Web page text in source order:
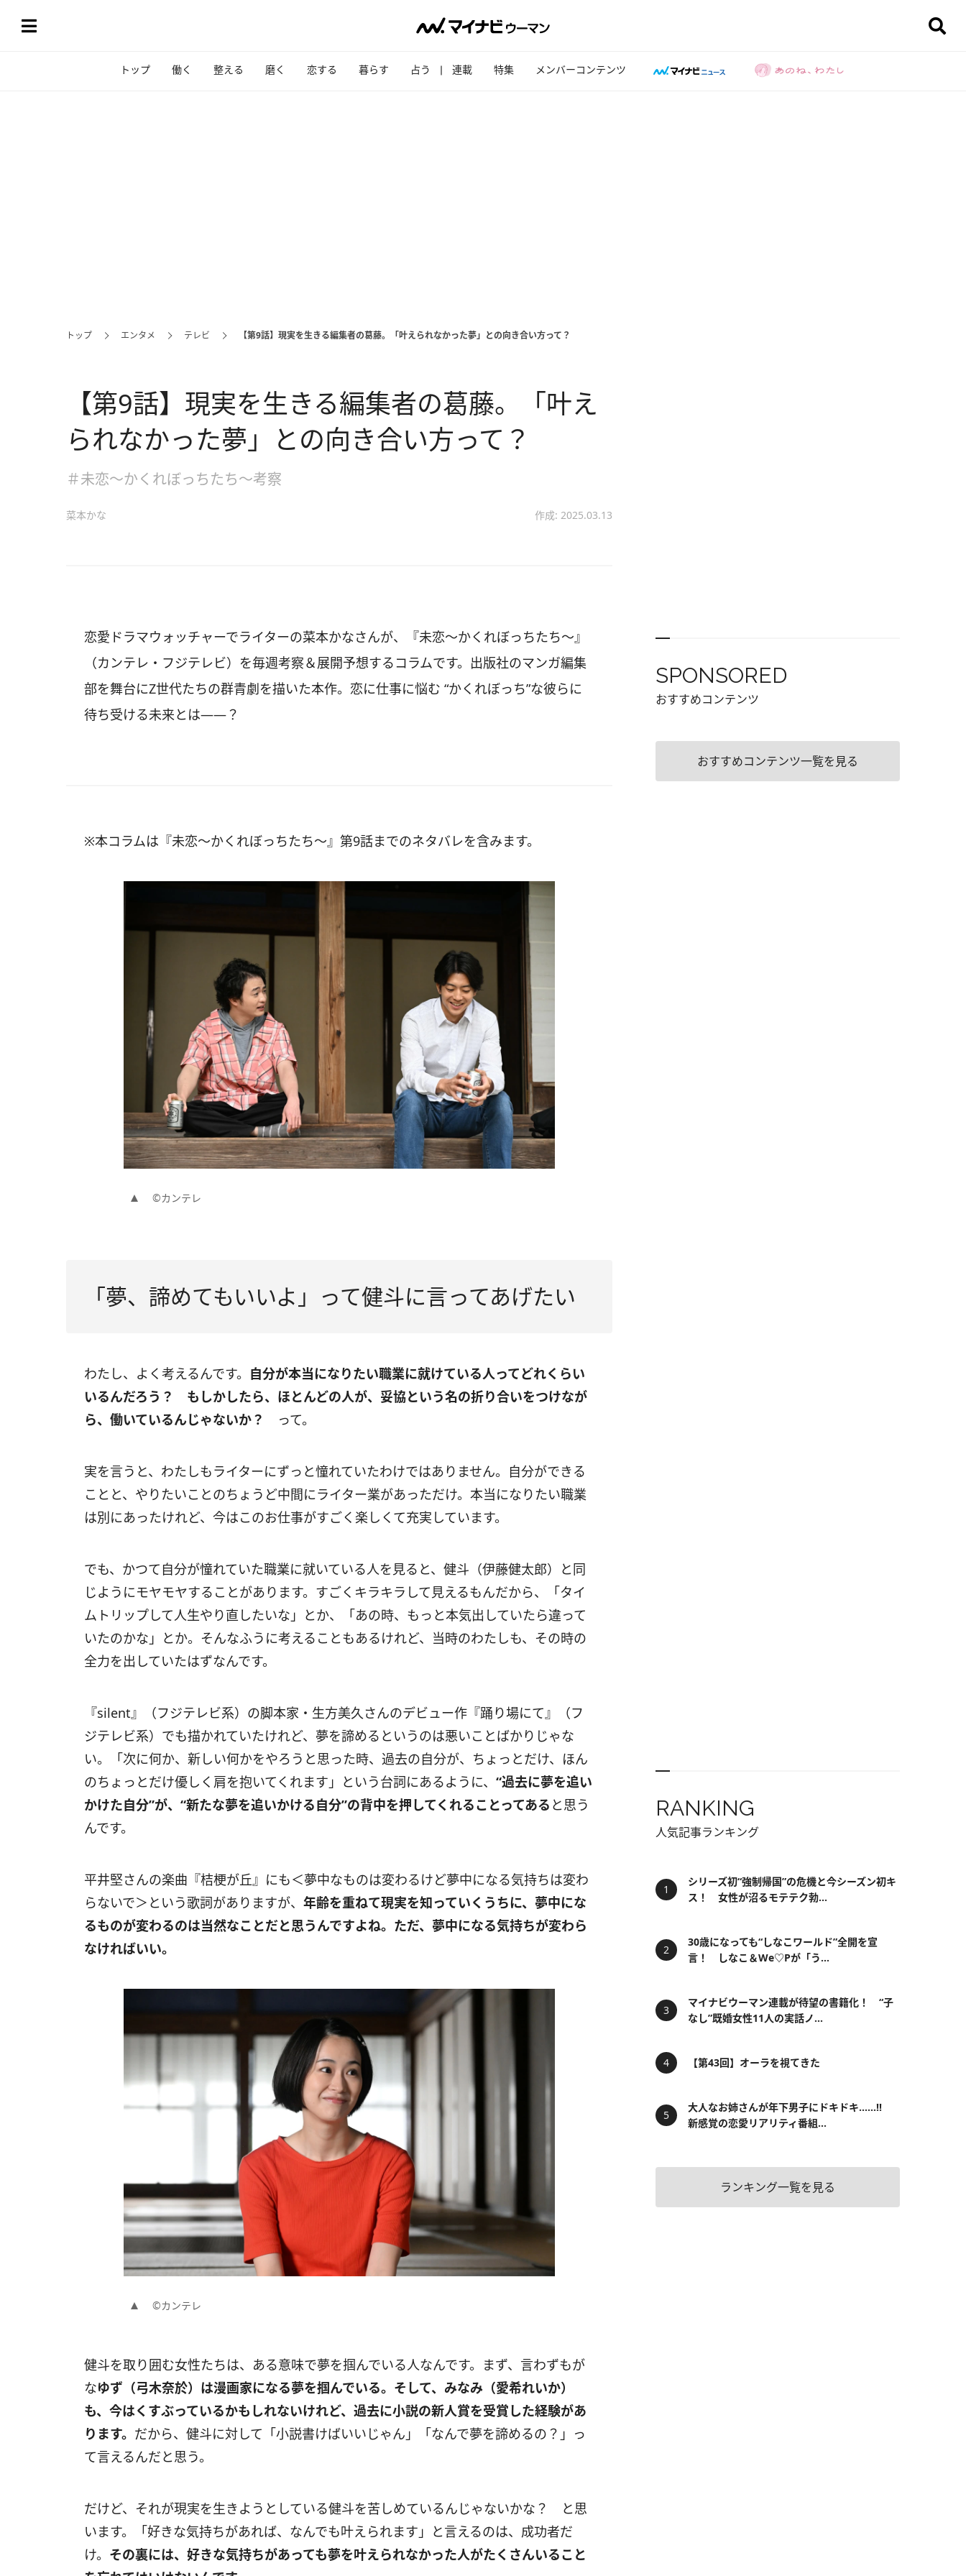
トップ 働く 整える 磨く 恋する 暮らす 占う 連載 特集 メンバーコンテンツ
トップ エンタメ テレビ 【第9話】現実を生きる編集者の葛藤。「叶えられなかった夢」との向き合い方って？
【第9話】現実を生きる編集者の葛藤。「叶え
られなかった夢」との向き合い方って？
＃未恋～かくれぼっちたち～考察
菜本かな 作成: 2025.03.13
恋愛ドラマウォッチャーでライターの菜本かなさんが、『未恋～かくれぼっちたち～』
（カンテレ・フジテレビ）を毎週考察＆展開予想するコラムです。出版社のマンガ編集
部を舞台にZ世代たちの群青劇を描いた本作。恋に仕事に悩む “かくれぼっち”な彼らに
待ち受ける未来とは――？
※本コラムは『未恋〜かくれぼっちたち〜』第9話までのネタバレを含みます。
©カンテレ
「夢、諦めてもいいよ」って健斗に言ってあげたい
わたし、よく考えるんです。 自分が本当になりたい職業に就けている人ってどれくらい
いるんだろう？
もしかしたら、ほとんどの人が、妥協という名の折り合いをつけなが
ら、働いているんじゃないか？
って。
実を言うと、わたしもライターにずっと憧れていたわけではありません。自分ができる
ことと、やりたいことのちょうど中間にライター業があっただけ。本当になりたい職業
は別にあったけれど、今はこのお仕事がすごく楽しくて充実しています。
でも、かつて自分が憧れていた職業に就いている人を見ると、健斗（伊藤健太郎）と同
じようにモヤモヤすることがあります。すごくキラキラして見えるもんだから、「タイ
ムトリップして人生やり直したいな」とか、「あの時、もっと本気出していたら違って
いたのかな」とか。そんなふうに考えることもあるけれど、当時のわたしも、その時の
全力を出していたはずなんです。
『silent』（フジテレビ系）の脚本家・生方美久さんのデビュー作『踊り場にて』（フ
ジテレビ系）でも描かれていたけれど、夢を諦めるというのは悪いことばかりじゃな
い。「次に何か、新しい何かをやろうと思った時、過去の自分が、ちょっとだけ、ほん
のちょっとだけ優しく肩を抱いてくれます」という台詞にあるように、 “過去に夢を追い
かけた自分”が、“新たな夢を追いかける自分”の背中を押してくれることってある と思う
んです。
平井堅さんの楽曲『桔梗が丘』にも＜夢中なものは変わるけど夢中になる気持ちは変わ
らないで＞という歌詞がありますが、 年齢を重ねて現実を知っていくうちに、夢中にな
るものが変わるのは当然なことだと思うんですよね。ただ、夢中になる気持ちが変わら
なければいい。
©カンテレ
健斗を取り囲む女性たちは、ある意味で夢を掴んでいる人なんです。まず、言わずもが
なゆず（弓木奈於）は漫画家になる夢を掴んでいる。そして、みなみ（愛希れいか）
も、今はくすぶっているかもしれないけれど、過去に小説の新人賞を受賞した経験があ
ります。 だから、健斗に対して「小説書けばいいじゃん」「なんで夢を諦めるの？」っ
て言えるんだと思う。
だけど、それが現実を生きようとしている健斗を苦しめているんじゃないかな？ と思
います。「好きな気持ちがあれば、なんでも叶えられます」と言えるのは、成功者だ
け。 その裏には、好きな気持ちがあっても夢を叶えられなかった人がたくさんいること
SPONSORED
おすすめコンテンツ
おすすめコンテンツ一覧を見る
RANKING
人気記事ランキング
シリーズ初“強制帰国”の危機と今シーズン初キ
ス！ 女性が沼るモテテク勃...
30歳になっても“しなこワールド”全開を宣
言！ しなこ＆We♡Pが「う...
マイナビウーマン連載が待望の書籍化！ “子
なし”既婚女性11人の実話ノ...
【第43回】オーラを視てきた
大人なお姉さんが年下男子にドキドキ……!!
新感覚の恋愛リアリティ番組...
ランキング一覧を見る